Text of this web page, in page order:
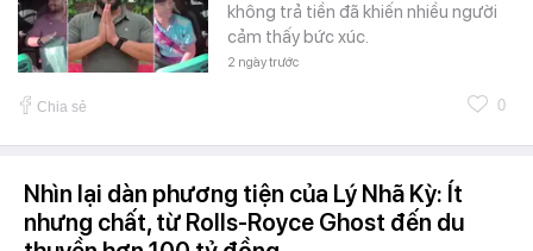
không trả tiền đã khiến nhiều người
cảm thấy bức xúc.
2 ngày trước
Chia sẻ 0
Nhìn lại dàn phương tiện của Lý Nhã Kỳ: Ít
nhưng chất, từ Rolls-Royce Ghost đến du